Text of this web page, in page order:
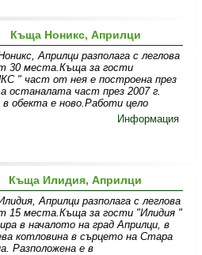
Къща Ноникс, Априлци
Априлци разполага с леглова
30 места.Къща за гости
" част от нея е построена през
а останалата част през 2007 г.
в обекта е ново.Работи цело
Информация
Къща Илидия, Априлци
Априлци разполага с леглова
15 места.Къща за гости "Илидия "
в началото на град Априлци, в
котловина в сърцето на Стара
Разположена е в